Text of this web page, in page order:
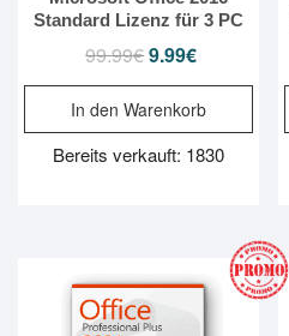
Standard Lizenz für 3 PC
99.99€Ursprünglicher
Preis
war:
99.99€
9.99€
Preis
ist:
9.99€.
In den Warenkorb
Bereits verkauft: 1830